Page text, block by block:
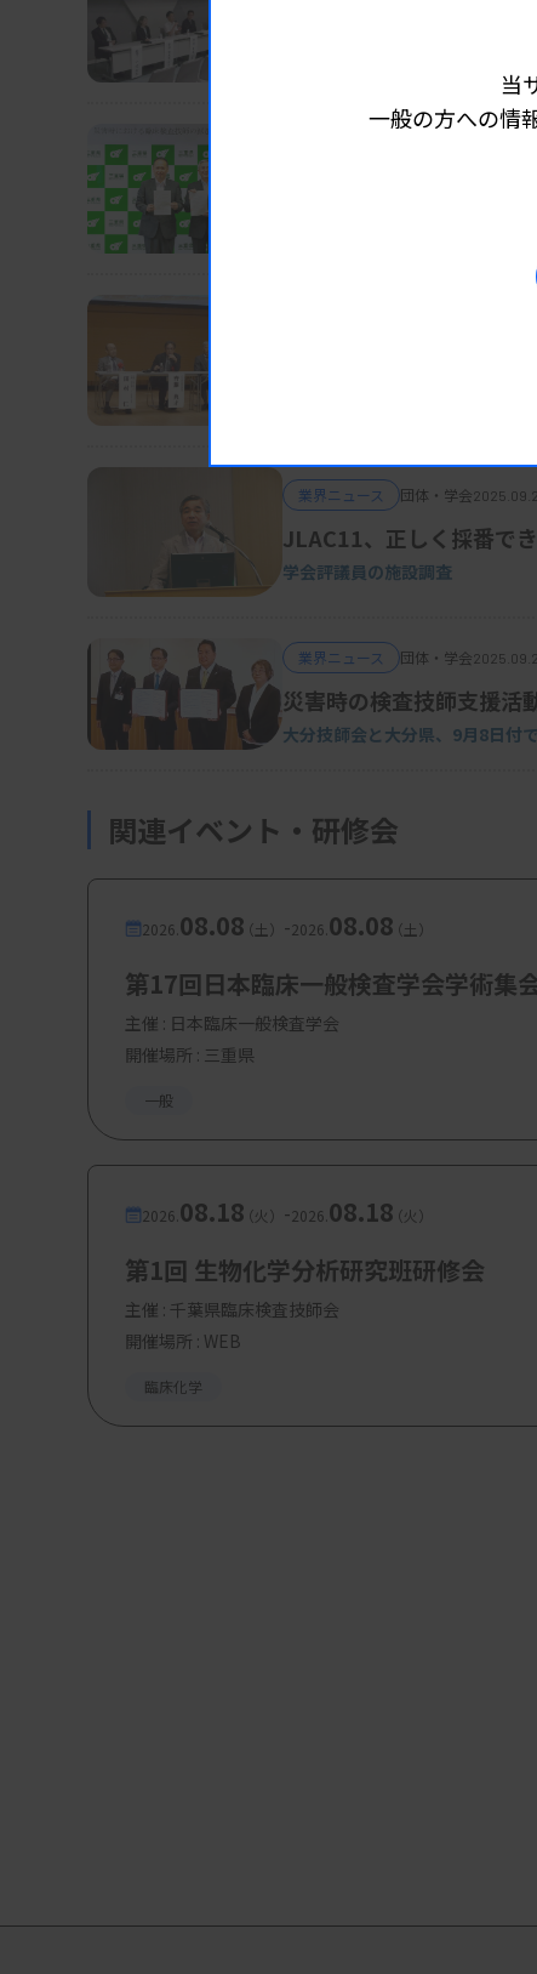
血圧低下作用が実証されたスマホアプリは
詳細はこちら
災害時の検査技師派遣で
業界ニュース 団体・学会
JLAC11、正しく採番で
学会評議員の施設調査
業界ニュース 団体・学会
災害時の検査技師支援活
大分技師会と大分県、9月8日付で
関連イベント・研修会
2026. 08.08（土） -2026. 08.08（土）
第17回日本臨床一般検査学会学術集
主催 : 日本臨床一般検査学会
開催場所 : 三重県
一般
2026. 08.18（火） -2026. 08.18（火）
第1回 生物化学分析研究班研修会
主催 : 千葉県臨床検査技師会
開催場所 : WEB
臨床化学
当
一般の方への情